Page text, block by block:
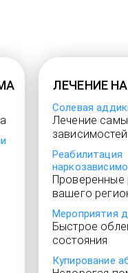
ЛЕЧЕНИЕ
Солевая
Лечение
зависимостей
Реабилитация
Проверенные
вашего
Мероприятия
Быстрое
состояния
Купирование